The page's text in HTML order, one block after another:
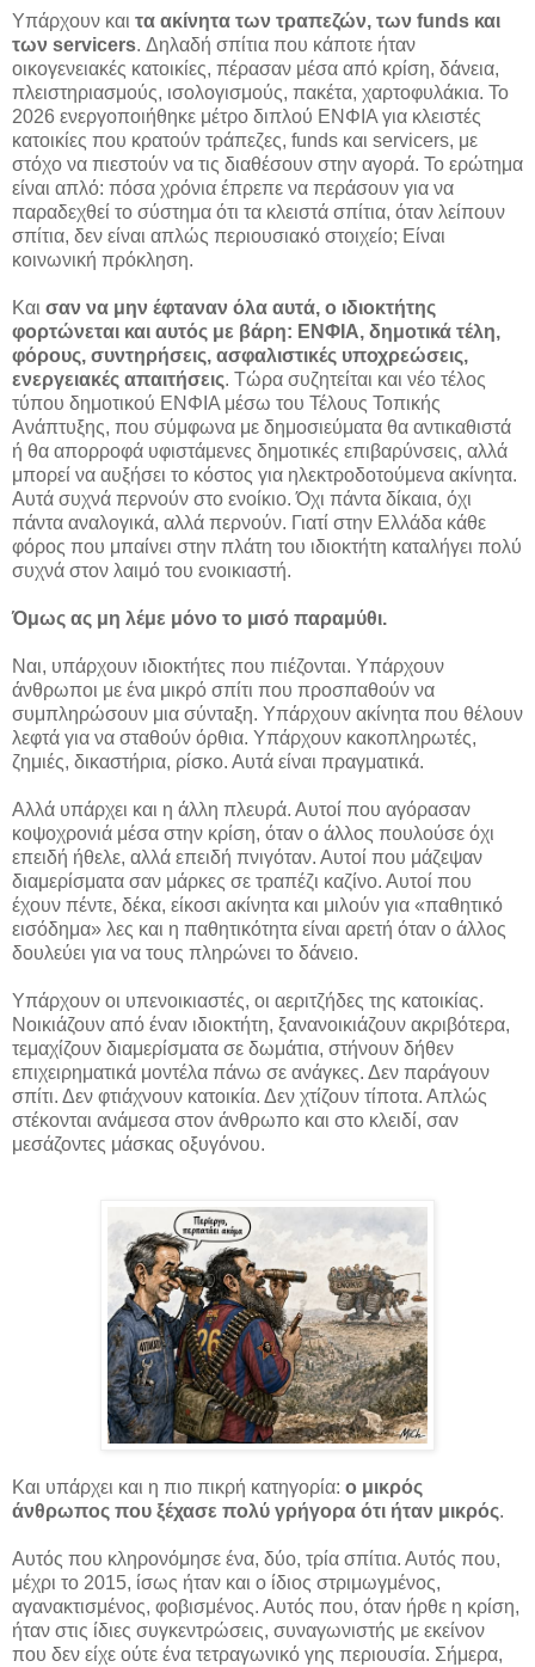
Υπάρχουν και τα ακίνητα των τραπεζών, των funds και
των servicers. Δηλαδή σπίτια που κάποτε ήταν
οικογενειακές κατοικίες, πέρασαν μέσα από κρίση, δάνεια,
πλειστηριασμούς, ισολογισμούς, πακέτα, χαρτοφυλάκια. Το
2026 ενεργοποιήθηκε μέτρο διπλού ΕΝΦΙΑ για κλειστές
κατοικίες που κρατούν τράπεζες, funds και servicers, με
στόχο να πιεστούν να τις διαθέσουν στην αγορά. Το ερώτημα
είναι απλό: πόσα χρόνια έπρεπε να περάσουν για να
παραδεχθεί το σύστημα ότι τα κλειστά σπίτια, όταν λείπουν
σπίτια, δεν είναι απλώς περιουσιακό στοιχείο; Είναι
κοινωνική πρόκληση.
Και σαν να μην έφταναν όλα αυτά, ο ιδιοκτήτης
φορτώνεται και αυτός με βάρη: ΕΝΦΙΑ, δημοτικά τέλη,
φόρους, συντηρήσεις, ασφαλιστικές υποχρεώσεις,
ενεργειακές απαιτήσεις. Τώρα συζητείται και νέο τέλος
τύπου δημοτικού ΕΝΦΙΑ μέσω του Τέλους Τοπικής
Ανάπτυξης, που σύμφωνα με δημοσιεύματα θα αντικαθιστά
ή θα απορροφά υφιστάμενες δημοτικές επιβαρύνσεις, αλλά
μπορεί να αυξήσει το κόστος για ηλεκτροδοτούμενα ακίνητα.
Αυτά συχνά περνούν στο ενοίκιο. Όχι πάντα δίκαια, όχι
πάντα αναλογικά, αλλά περνούν. Γιατί στην Ελλάδα κάθε
φόρος που μπαίνει στην πλάτη του ιδιοκτήτη καταλήγει πολύ
συχνά στον λαιμό του ενοικιαστή.
Όμως ας μη λέμε μόνο το μισό παραμύθι.
Ναι, υπάρχουν ιδιοκτήτες που πιέζονται. Υπάρχουν
άνθρωποι με ένα μικρό σπίτι που προσπαθούν να
συμπληρώσουν μια σύνταξη. Υπάρχουν ακίνητα που θέλουν
λεφτά για να σταθούν όρθια. Υπάρχουν κακοπληρωτές,
ζημιές, δικαστήρια, ρίσκο. Αυτά είναι πραγματικά.
Αλλά υπάρχει και η άλλη πλευρά. Αυτοί που αγόρασαν
κοψοχρονιά μέσα στην κρίση, όταν ο άλλος πουλούσε όχι
επειδή ήθελε, αλλά επειδή πνιγόταν. Αυτοί που μάζεψαν
διαμερίσματα σαν μάρκες σε τραπέζι καζίνο. Αυτοί που
έχουν πέντε, δέκα, είκοσι ακίνητα και μιλούν για «παθητικό
εισόδημα» λες και η παθητικότητα είναι αρετή όταν ο άλλος
δουλεύει για να τους πληρώνει το δάνειο.
Υπάρχουν οι υπενοικιαστές, οι αεριτζήδες της κατοικίας.
Νοικιάζουν από έναν ιδιοκτήτη, ξανανοικιάζουν ακριβότερα,
τεμαχίζουν διαμερίσματα σε δωμάτια, στήνουν δήθεν
επιχειρηματικά μοντέλα πάνω σε ανάγκες. Δεν παράγουν
σπίτι. Δεν φτιάχνουν κατοικία. Δεν χτίζουν τίποτα. Απλώς
στέκονται ανάμεσα στον άνθρωπο και στο κλειδί, σαν
μεσάζοντες μάσκας οξυγόνου.
Και υπάρχει και η πιο πικρή κατηγορία: ο μικρός
άνθρωπος που ξέχασε πολύ γρήγορα ότι ήταν μικρός.
Αυτός που κληρονόμησε ένα, δύο, τρία σπίτια. Αυτός που,
μέχρι το 2015, ίσως ήταν και ο ίδιος στριμωγμένος,
αγανακτισμένος, φοβισμένος. Αυτός που, όταν ήρθε η κρίση,
ήταν στις ίδιες συγκεντρώσεις, συναγωνιστής με εκείνον
που δεν είχε ούτε ένα τετραγωνικό γης περιουσία. Σήμερα,